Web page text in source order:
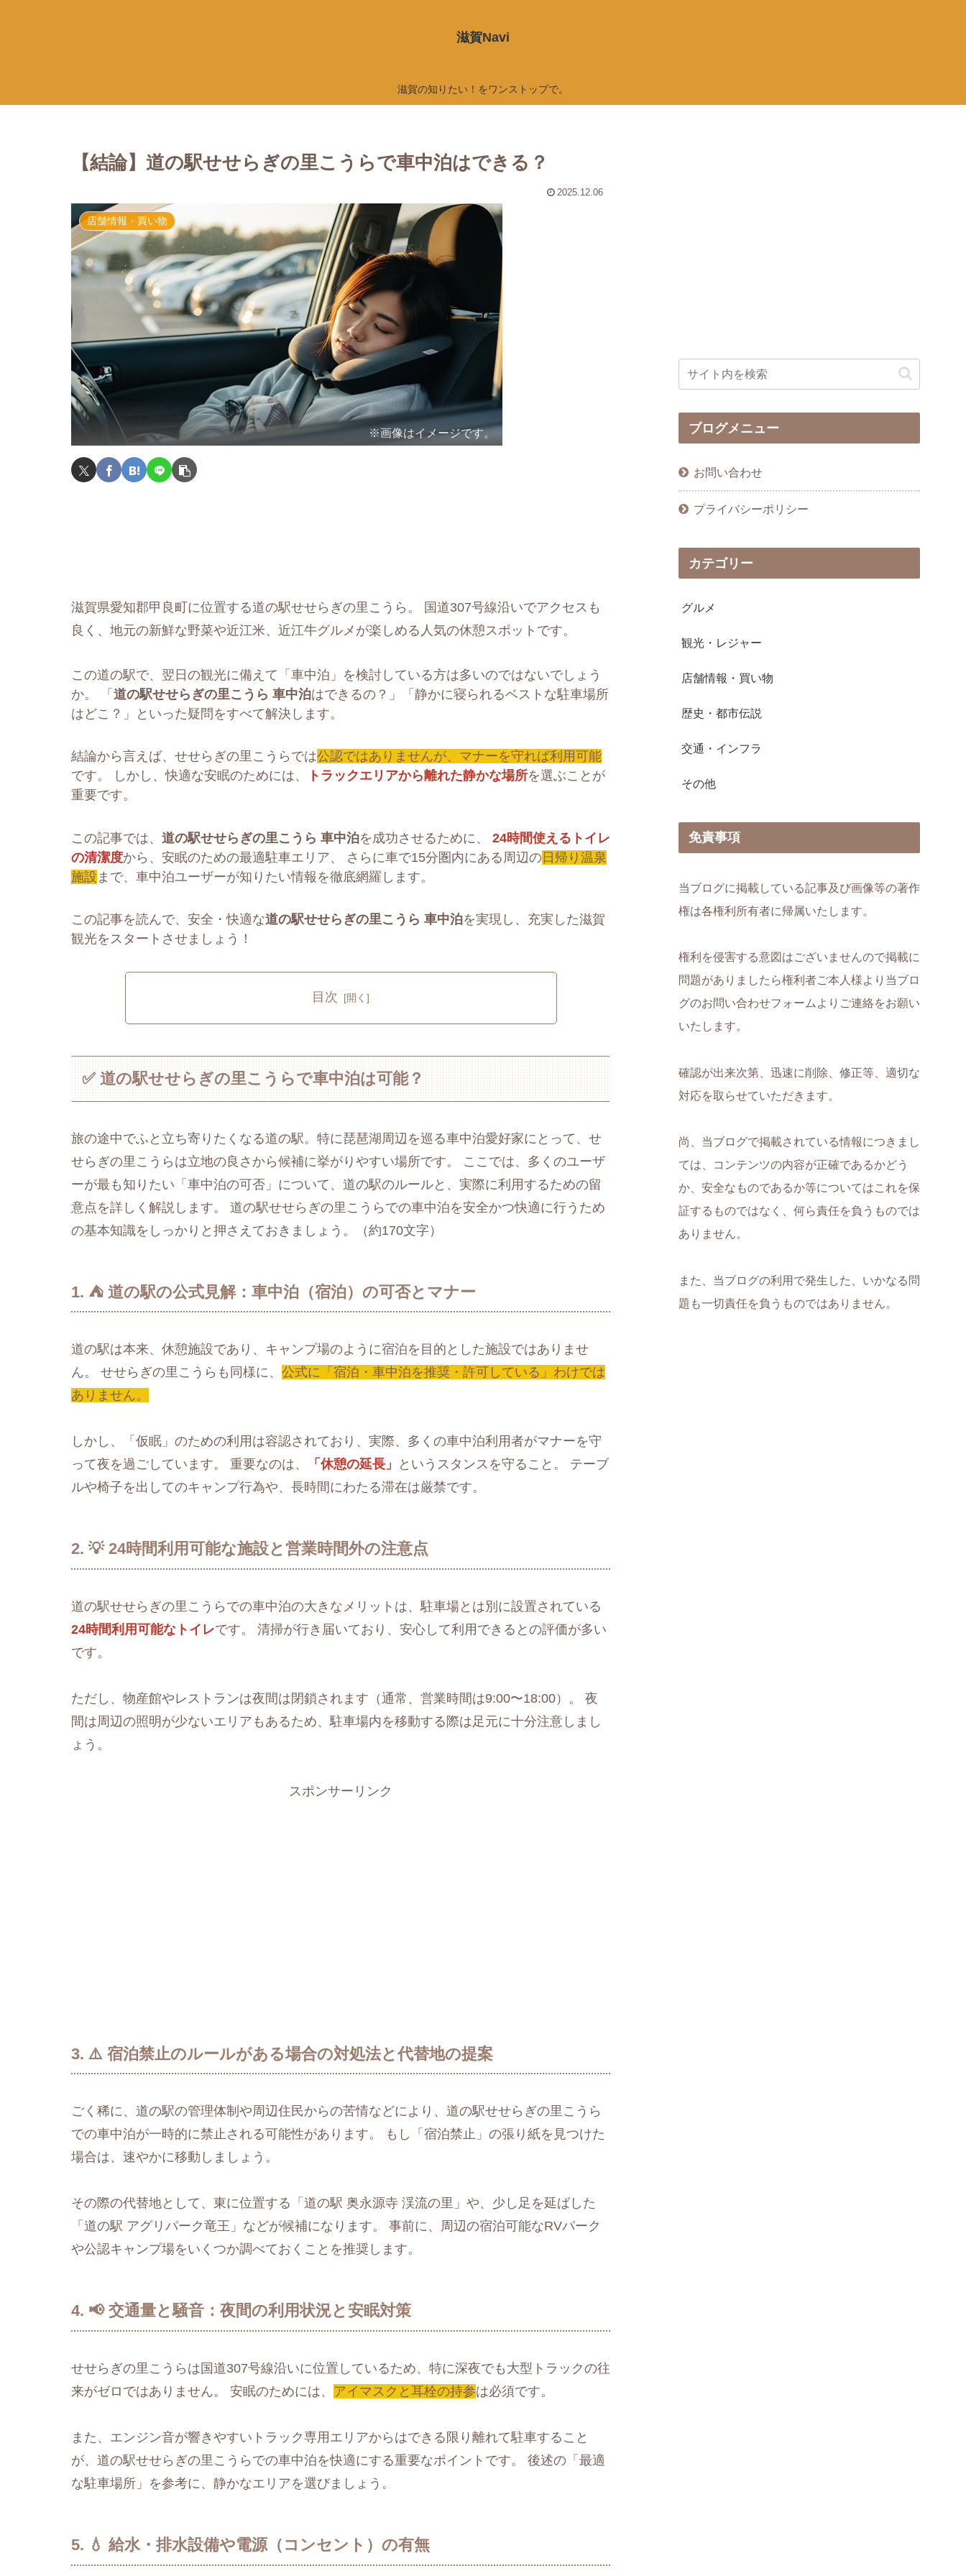
滋賀Navi
滋賀の知りたい！をワンストップで。
【結論】道の駅せせらぎの里こうらで車中泊はできる？
2025.12.06
店舗情報・買い物
※画像はイメージです。
滋賀県愛知郡甲良町に位置する道の駅せせらぎの里こうら。 国道307号線沿いでアクセスも
良く、地元の新鮮な野菜や近江米、近江牛グルメが楽しめる人気の休憩スポットです。
この道の駅で、翌日の観光に備えて「車中泊」を検討している方は多いのではないでしょう
か。 「 道の駅せせらぎの里こうら 車中泊はできるの？」「静かに寝られるベストな駐車場所
はどこ？」といった疑問をすべて解決します。
結論から言えば、せせらぎの里こうらでは公認ではありませんが、マナーを守れば利用可能
です。 しかし、快適な安眠のためには、
トラックエリアから離れた静かな場所を選ぶことが
重要です。
この記事では、 道の駅せせらぎの里こうら 車中泊を成功させるために、 24時間使えるトイレ
の清潔度から、安眠のための最適駐車エリア、 さらに車で15分圏内にある周辺の日帰り温泉
施設 まで、車中泊ユーザーが知りたい情報を徹底網羅します。
この記事を読んで、安全・快適な道の駅せせらぎの里こうら 車中泊を実現し、充実した滋賀
観光をスタートさせましょう！
目次
✅ 道の駅せせらぎの里こうらで車中泊は可能？
旅の途中でふと立ち寄りたくなる道の駅。特に琵琶湖周辺を巡る車中泊愛好家にとって、せ
せらぎの里こうらは立地の良さから候補に挙がりやすい場所です。 ここでは、多くのユーザ
ーが最も知りたい「車中泊の可否」について、道の駅のルールと、実際に利用するための留
意点を詳しく解説します。 道の駅せせらぎの里こうらでの車中泊を安全かつ快適に行うため
の基本知識をしっかりと押さえておきましょう。（約170文字）
1. ⛺️ 道の駅の公式見解：車中泊（宿泊）の可否とマナー
道の駅は本来、休憩施設であり、キャンプ場のように宿泊を目的とした施設ではありませ
ん。 せせらぎの里こうらも同様に、 公式に「宿泊・車中泊を推奨・許可している」わけでは
ありません。
しかし、「仮眠」のための利用は容認されており、実際、多くの車中泊利用者がマナーを守
って夜を過ごしています。 重要なのは、
「休憩の延長」
というスタンスを守ること。 テーブ
ルや椅子を出してのキャンプ行為や、長時間にわたる滞在は厳禁です。
2. 💡 24時間利用可能な施設と営業時間外の注意点
道の駅せせらぎの里こうらでの車中泊の大きなメリットは、駐車場とは別に設置されている
24時間利用可能なトイレです。 清掃が行き届いており、安心して利用できるとの評価が多い
です。
ただし、物産館やレストランは夜間は閉鎖されます（通常、営業時間は9:00〜18:00）。 夜
間は周辺の照明が少ないエリアもあるため、駐車場内を移動する際は足元に十分注意しまし
ょう。
スポンサーリンク
3. ⚠️ 宿泊禁止のルールがある場合の対処法と代替地の提案
ごく稀に、道の駅の管理体制や周辺住民からの苦情などにより、道の駅せせらぎの里こうら
での車中泊が一時的に禁止される可能性があります。 もし「宿泊禁止」の張り紙を見つけた
場合は、速やかに移動しましょう。
その際の代替地として、東に位置する「道の駅 奥永源寺 渓流の里」や、少し足を延ばした
「道の駅 アグリパーク竜王」などが候補になります。 事前に、周辺の宿泊可能なRVパーク
や公認キャンプ場をいくつか調べておくことを推奨します。
4. 📢 交通量と騒音：夜間の利用状況と安眠対策
せせらぎの里こうらは国道307号線沿いに位置しているため、特に深夜でも大型トラックの往
来がゼロではありません。 安眠のためには、 アイマスクと耳栓の持参は必須です。
また、エンジン音が響きやすいトラック専用エリアからはできる限り離れて駐車すること
が、道の駅せせらぎの里こうらでの車中泊を快適にする重要なポイントです。 後述の「最適
な駐車場所」を参考に、静かなエリアを選びましょう。
5. 💧 給水・排水設備や電源（コンセント）の有無
ブログメニュー
お問い合わせ
プライバシーポリシー
カテゴリー
グルメ
観光・レジャー
店舗情報・買い物
歴史・都市伝説
交通・インフラ
その他
免責事項
当ブログに掲載している記事及び画像等の著作
権は各権利所有者に帰属いたします。
権利を侵害する意図はございませんので掲載に
問題がありましたら権利者ご本人様より当ブロ
グのお問い合わせフォームよりご連絡をお願い
いたします。
確認が出来次第、迅速に削除、修正等、適切な
対応を取らせていただきます。
尚、当ブログで掲載されている情報につきまし
ては、コンテンツの内容が正確であるかどう
か、安全なものであるか等についてはこれを保
証するものではなく、何ら責任を負うものでは
ありません。
また、当ブログの利用で発生した、いかなる問
題も一切責任を負うものではありません。